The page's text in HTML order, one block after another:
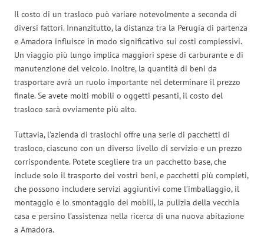
Il costo di un trasloco può variare notevolmente a seconda di
diversi fattori. Innanzitutto, la distanza tra la Perugia di partenza
e Amadora influisce in modo significativo sui costi complessivi.
Un viaggio più lungo implica maggiori spese di carburante e di
manutenzione del veicolo. Inoltre, la quantità di beni da
trasportare avrà un ruolo importante nel determinare il prezzo
finale. Se avete molti mobili o oggetti pesanti, il costo del
trasloco sarà ovviamente più alto.
Tuttavia, l’azienda di traslochi offre una serie di pacchetti di
trasloco, ciascuno con un diverso livello di servizio e un prezzo
corrispondente. Potete scegliere tra un pacchetto base, che
include solo il trasporto dei vostri beni, e pacchetti più completi,
che possono includere servizi aggiuntivi come l’imballaggio, il
montaggio e lo smontaggio dei mobili, la pulizia della vecchia
casa e persino l’assistenza nella ricerca di una nuova abitazione
a Amadora.